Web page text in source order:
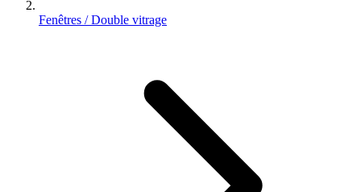
Fenêtres / Double vitrage